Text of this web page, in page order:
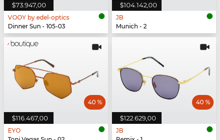
$73.947,00
VOOY by edel-optics
Dinner Sun - 105-03
$104.142,00
JB
Munich - 2
$116.467,00
40 %
EYO
$122.629,00
40 %
JB